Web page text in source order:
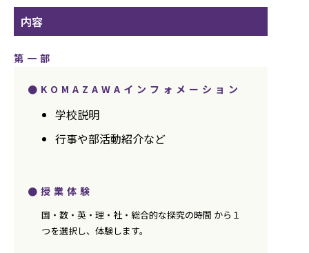
内容
第一部
●KOMAZAWAインフォメーション
学校説明
行事や部活動紹介など
●授業体験
国・数・英・理・社・総合的な探究の時間 から１
つを選択し、体験します。